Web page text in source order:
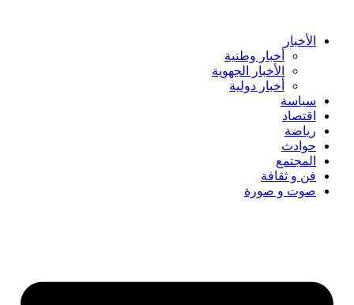
content الأخبار
أخبار وطنية
الأخبار الجهوية
أخبار دولية
سياسة
اقتصاد
رياضة
حوادث
المجتمع
فن و ثقافة
صوت و صورة